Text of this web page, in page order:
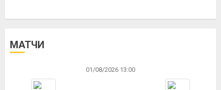
МАТЧИ
01/08/2026 13:00